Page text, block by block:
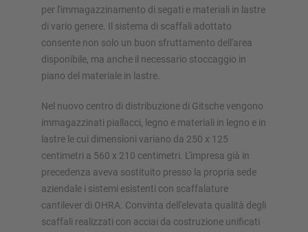
per l'immagazzinamento di segati e materiali in lastre
di vario genere. Il sistema di scaffali adottato
consente non solo un buon sfruttamento dell'area
disponibile, ma anche il necessario stoccaggio in
piano del materiale in lastre.
Nel nuovo centro di distribuzione di Gitsche vengono
immagazzinati piallacci, legno e materiali in legno e in
lastre le cui dimensioni variano da 250 x 125
centimetri a 560 x 210 centimetri. L'impresa già in
precedenza aveva sostituito presso la propria sede
aziendale i sistemi esistenti con scaffalature
cantilever di OHRA. Convinta dell'elevata qualità degli
scaffali realizzati con acciai da costruzione unificati